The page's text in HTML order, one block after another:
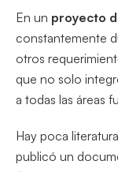
En un proyecto
constantemente
otros
que no solo
a todas las áreas
Hay poca
publicó un